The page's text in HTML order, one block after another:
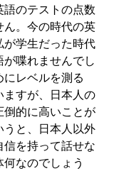
のテストの点数
。今の時代の英
学生だった時代
喋れませんでし
レベルを測る
ますが、日本人の
的に高いことが
と、日本人以外
を持って話せな
なのでしょう